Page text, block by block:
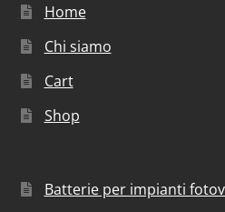
Home
Chi siamo
Cart
Shop
Batterie per impianti